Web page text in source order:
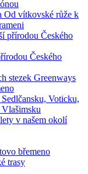
Od vítkovské růže k
přírodou Českého
Českého
stezek Greenways
Voticku,
Vlašimsku
v našem okolí
břemeno
trasy